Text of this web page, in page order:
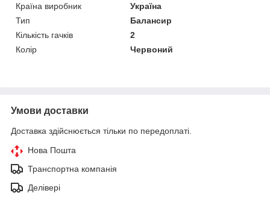
Країна виробник
Україна
Тип
Балансир
Кількість гачків
2
Колір
Червоний
Умови доставки
Доставка здійснюється тільки по передоплаті.
Нова Пошта
Транспортна компанія
Делівері